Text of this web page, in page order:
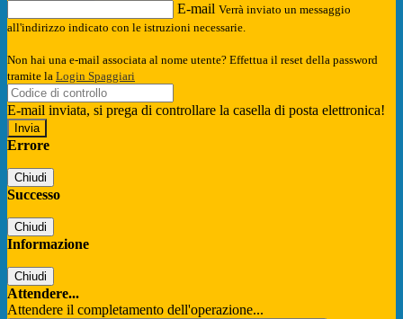
E-mail Verrà inviato un messaggio
all'indirizzo indicato con le istruzioni necessarie.
Non hai una e-mail associata al nome utente? Effettua il reset della password
tramite la Login Spaggiari
E-mail inviata, si prega di controllare la casella di posta elettronica!
Errore
Chiudi
Successo
Chiudi
Informazione
Chiudi
Attendere...
Attendere il completamento dell'operazione...